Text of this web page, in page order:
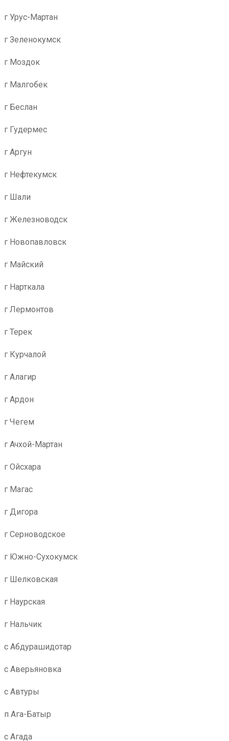
г Урус-Мартан
г Зеленокумск
г Моздок
г Малгобек
г Беслан
г Гудермес
г Аргун
г Нефтекумск
г Шали
г Железноводск
г Новопавловск
г Майский
г Нарткала
г Лермонтов
г Терек
г Курчалой
г Алагир
г Ардон
г Чегем
г Ачхой-Мартан
г Ойсхара
г Магас
г Дигора
г Серноводское
г Южно-Сухокумск
г Шелковская
г Наурская
г Нальчик
с Абдурашидотар
с Аверьяновка
с Автуры
п Ага-Батыр
с Агада